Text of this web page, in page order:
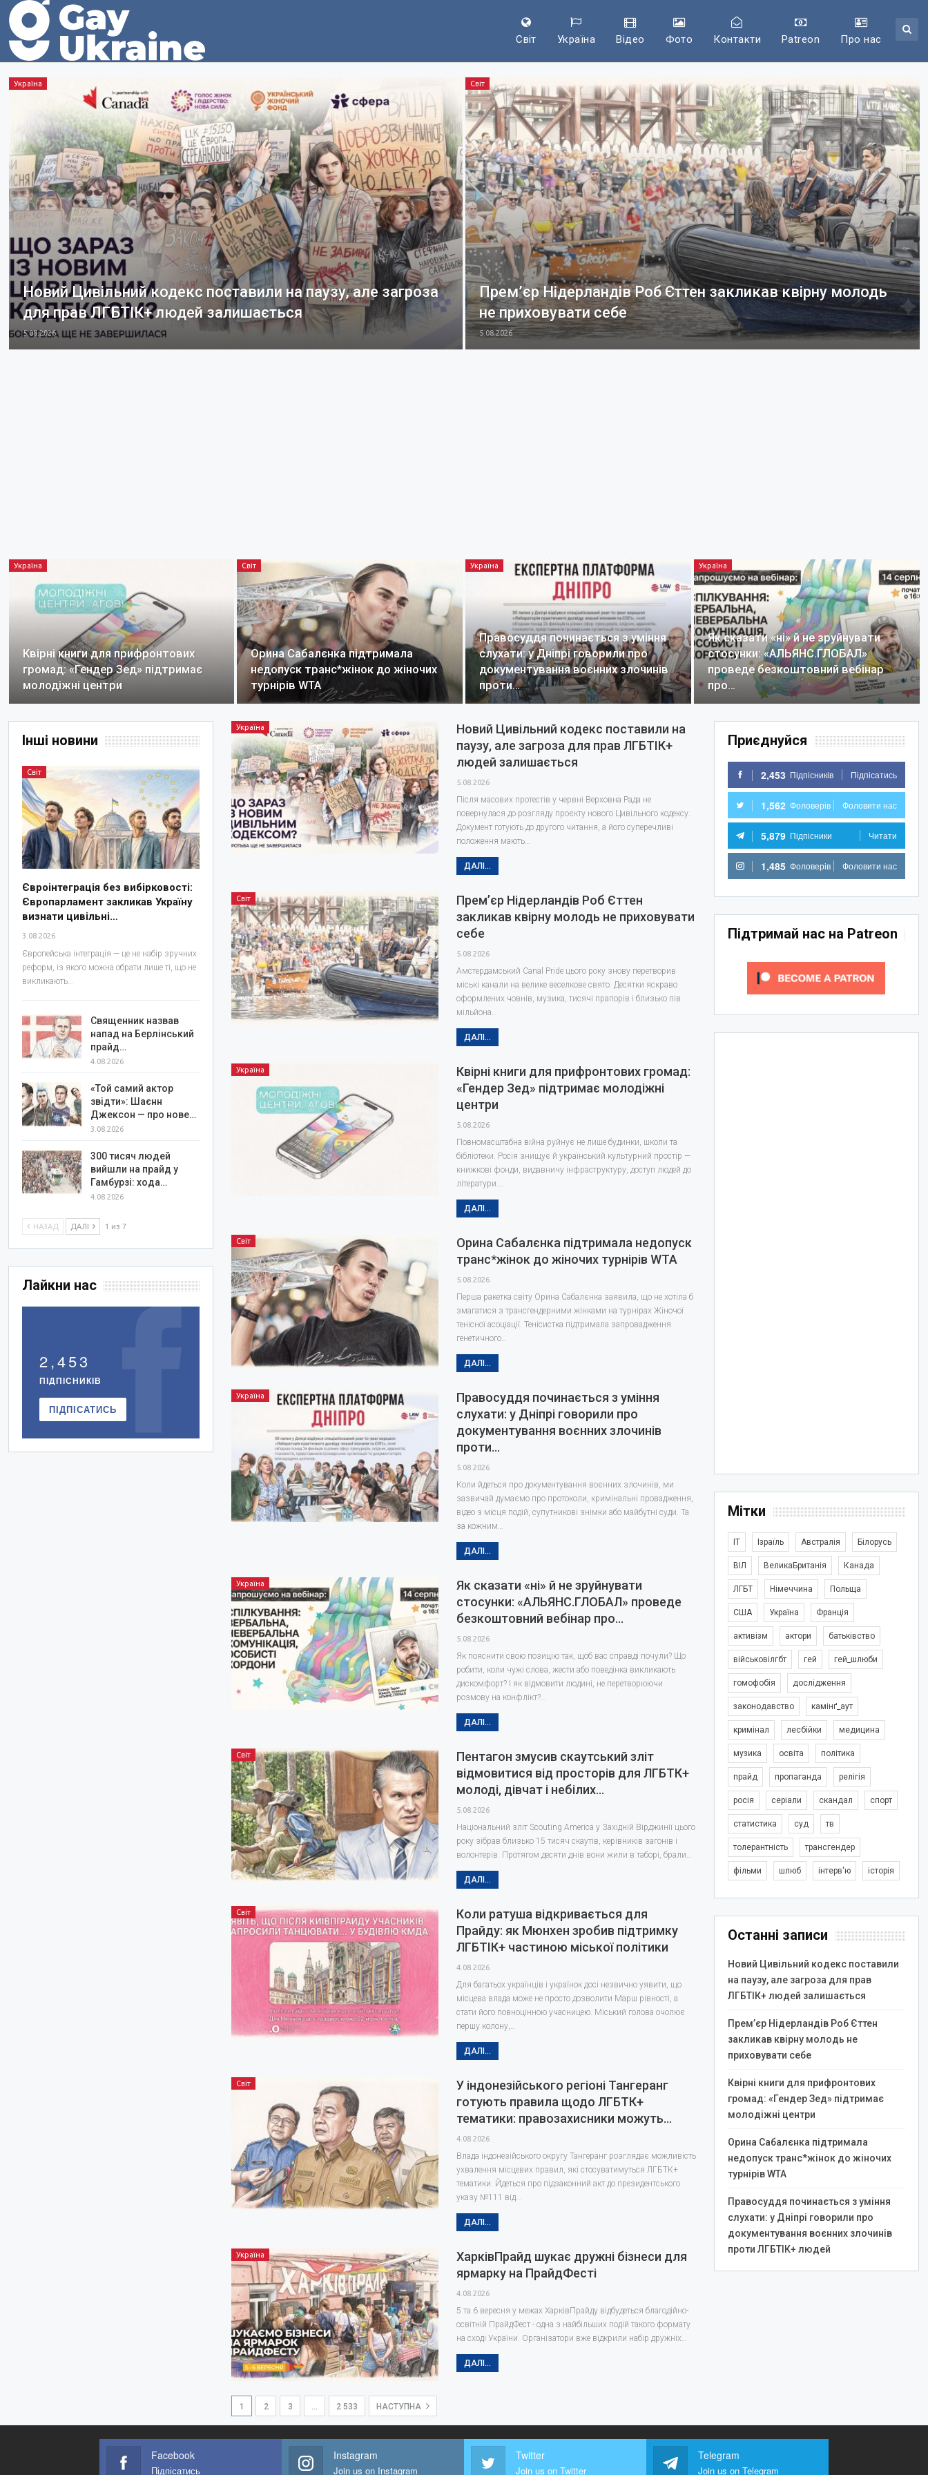
Світ Україна Відео Фото Контакти Patreon Про нас
Україна
Новий Цивільний кодекс поставили на паузу, але загроза
для прав ЛГБТІК+ людей залишається
5.08.2026
Світ
Прем’єр Нідерландів Роб Єттен закликав квірну молодь
не приховувати себе
5.08.2026
Україна
Квірні книги для прифронтових
громад: «Гендер Зед» підтримає
молодіжні центри
Світ
Орина Сабалєнка підтримала
недопуск транс*жінок до жіночих
турнірів WTA
Україна
Правосуддя починається з уміння
слухати: у Дніпрі говорили про
документування воєнних злочинів
проти…
Україна
Як сказати «ні» й не зруйнувати
стосунки: «АЛЬЯНС.ГЛОБАЛ»
проведе безкоштовний вебінар
про…
Україна
Новий Цивільний кодекс поставили на
паузу, але загроза для прав ЛГБТІК+
людей залишається
5.08.2026
Після масових протестів у червні Верховна Рада не
повернулася до розгляду проєкту нового Цивільного кодексу.
Документ готують до другого читання, а його суперечливі
положення мають…
ДАЛІ...
Світ
Прем’єр Нідерландів Роб Єттен
закликав квірну молодь не приховувати
себе
5.08.2026
Амстердамський Canal Pride цього року знову перетворив
міські канали на велике веселкове свято. Десятки яскраво
оформлених човнів, музика, тисячі прапорів і близько пів
мільйона…
ДАЛІ...
Україна
Квірні книги для прифронтових громад:
«Гендер Зед» підтримає молодіжні
центри
5.08.2026
Повномасштабна війна руйнує не лише будинки, школи та
бібліотеки. Росія знищує й український культурний простір —
книжкові фонди, видавничу інфраструктуру, доступ людей до
літератури.…
ДАЛІ...
Світ
Орина Сабалєнка підтримала недопуск
транс*жінок до жіночих турнірів WTA
5.08.2026
Перша ракетка світу Орина Сабалєнка заявила, що не хотіла б
змагатися з трансгендерними жінками на турнірах Жіночої
тенісної асоціації. Тенісистка підтримала запровадження
генетичного…
ДАЛІ...
Україна
Правосуддя починається з уміння
слухати: у Дніпрі говорили про
документування воєнних злочинів
проти…
5.08.2026
Коли йдеться про документування воєнних злочинів, ми
зазвичай думаємо про протоколи, кримінальні провадження,
відео з місця подій, супутникові знімки або майбутні суди. Та
за кожним…
ДАЛІ...
Україна
Як сказати «ні» й не зруйнувати
стосунки: «АЛЬЯНС.ГЛОБАЛ» проведе
безкоштовний вебінар про…
5.08.2026
Як пояснити свою позицію так, щоб вас справді почули? Що
робити, коли чужі слова, жести або поведінка викликають
дискомфорт? І як відмовити людині, не перетворюючи
розмову на конфлікт?…
ДАЛІ...
Світ
Пентагон змусив скаутський зліт
відмовитися від просторів для ЛГБТК+
молоді, дівчат і небілих…
5.08.2026
Національний зліт Scouting America у Західній Вірджинії цього
року зібрав близько 15 тисяч скаутів, керівників загонів і
волонтерів. Протягом десяти днів вони жили в таборі, брали…
ДАЛІ...
Світ
Коли ратуша відкривається для
Прайду: як Мюнхен зробив підтримку
ЛГБТІК+ частиною міської політики
4.08.2026
Для багатьох українців і українок досі незвично уявити, що
місцева влада може не просто дозволити Марш рівності, а
стати його повноцінною учасницею. Міський голова очолює
першу колону,…
ДАЛІ...
Світ
У індонезійського регіоні Тангеранг
готують правила щодо ЛГБТК+
тематики: правозахисники можуть…
4.08.2026
Влада індонезійського округу Тангеранг розглядає можливість
ухвалення місцевих правил, які стосуватимуться ЛГБТК+
тематики. Йдеться про підзаконний акт до президентського
указу №111 від…
ДАЛІ...
Україна
ХарківПрайд шукає дружні бізнеси для
ярмарку на ПрайдФесті
4.08.2026
5 та 6 вересня у межах ХарківПрайду відбудеться благодійно-
освітній ПрайдФест - одна з найбільших подій такого формату
на сході України. Організатори вже відкрили набір дружніх…
ДАЛІ...
1 2 3 … 2 533 НАСТУПНА
Приєднуйся
2,453 Підпісників Підпісатись
1,562 Фоловерів Фоловити нас
5,879 Підпісники Читати
1,485 Фоловерів Фоловити нас
Підтримай нас на Patreon
Мітки
IT Ізраїль Австралія Білорусь
ВІЛ ВеликаБританія Канада
ЛГБТ Німеччина Польща
США Україна Франція
активізм актори батьківство
військовілгбт гей гей_шлюби
гомофобія дослідження
законодавство камінґ_аут
кримінал лесбійки медицина
музика освіта політика
прайд пропаганда релігія
росія серіали скандал спорт
статистика суд тв
толерантність трансгендер
фільми шлюб інтерв'ю історія
Останні записи
Новий Цивільний кодекс поставили
на паузу, але загроза для прав
ЛГБТІК+ людей залишається
Прем’єр Нідерландів Роб Єттен
закликав квірну молодь не
приховувати себе
Квірні книги для прифронтових
громад: «Гендер Зед» підтримає
молодіжні центри
Орина Сабалєнка підтримала
недопуск транс*жінок до жіночих
турнірів WTA
Правосуддя починається з уміння
слухати: у Дніпрі говорили про
документування воєнних злочинів
проти ЛГБТІК+ людей
Інші новини
Світ
Євроінтеграція без вибірковості:
Європарламент закликав Україну
визнати цивільні…
3.08.2026
Європейська інтеграція — це не набір зручних
реформ, із якого можна обрати лише ті, що не
викликають…
Священник назвав
напад на Берлінський
прайд…
4.08.2026
«Той самий актор
звідти»: Шаєнн
Джексон — про нове…
3.08.2026
300 тисяч людей
вийшли на прайд у
Гамбурзі: хода…
4.08.2026
НАЗАД ДАЛІ 1 из 7
Лайкни нас
2,453
ПІДПІСНИКІВ
ПІДПІСАТИСЬ
Facebook
Підпісатись
Instagram
Join us on Instagram
Twitter
Join us on Twitter
Telegram
Join us on Telegram